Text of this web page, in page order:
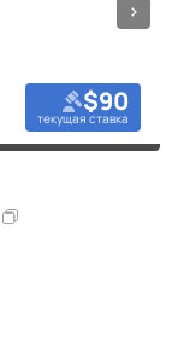
$90
текущая ставка